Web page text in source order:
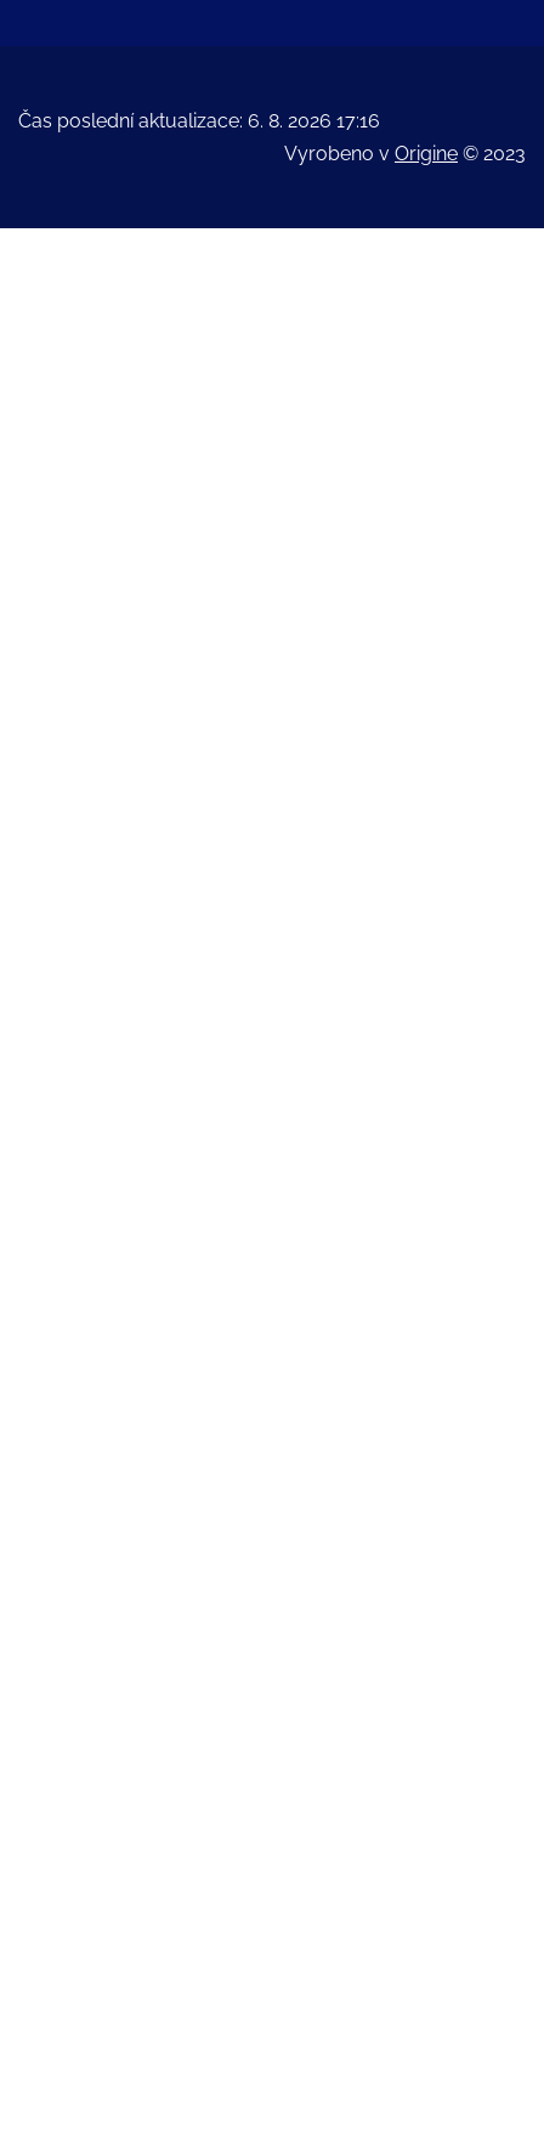
Čas poslední aktualizace: 6. 8. 2026 17:16
Vyrobeno v Origine © 2023